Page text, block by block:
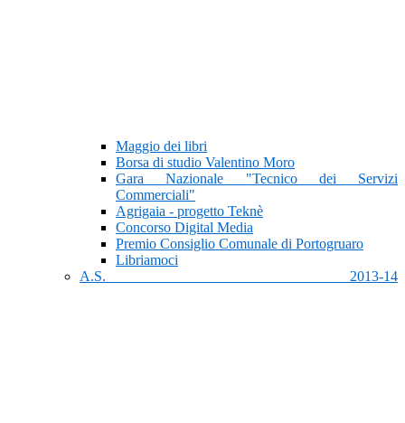
Maggio dei libri
Borsa di studio Valentino Moro
Gara Nazionale "Tecnico dei Servizi
Commerciali"
Agrigaia - progetto Teknè
Concorso Digital Media
Premio Consiglio Comunale di Portogruaro
Libriamoci
A.S. 2013-14